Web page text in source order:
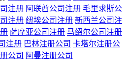
注册 阿联酋公司注册 毛里求斯公
注册 纽埃公司注册 新西兰公司注
萨摩亚公司注册 马绍尔公司注册
注册 巴林注册公司 卡塔尔注册公
公司 阿曼注册公司